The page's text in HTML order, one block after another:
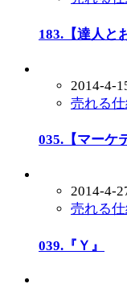
183.【達人と
2014-4-
売れる仕
035.【マーケ
2014-4-
売れる仕
039.『Ｙ』